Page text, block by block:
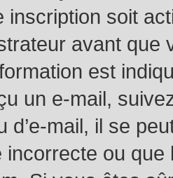
inscription soit
avant
est
un e-mail,
d’e-mail, il se
incorrecte ou que